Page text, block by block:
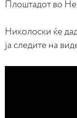
Плоштадот во
Николоски ќе
ја следите на